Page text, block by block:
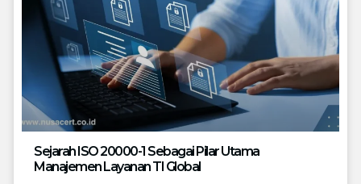
Sejarah ISO 20000-1 Sebagai Pilar Utama
Manajemen Layanan TI Global